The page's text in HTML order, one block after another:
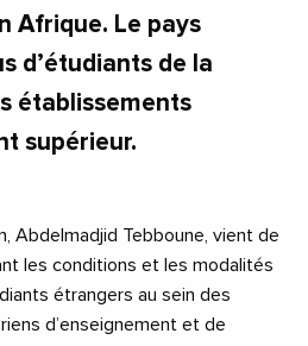
Afrique. Le pays
d’étudiants de la
établissements
supérieur.
Abdelmadjid Tebboune, vient de
les conditions et les modalités
étrangers au sein des
d’enseignement et de